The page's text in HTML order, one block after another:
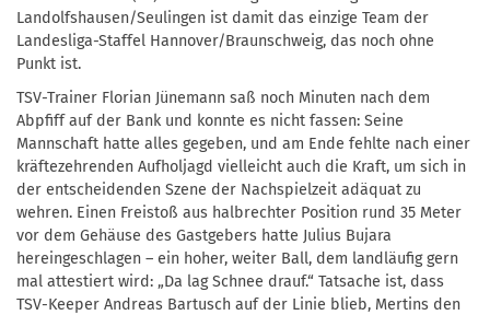
Landolfshausen/Seulingen ist damit das einzige Team der
Landesliga-Staffel Hannover/Braunschweig, das noch ohne
Punkt ist.
TSV-Trainer Florian Jünemann saß noch Minuten nach dem
Abpfiff auf der Bank und konnte es nicht fassen: Seine
Mannschaft hatte alles gegeben, und am Ende fehlte nach einer
kräftezehrenden Aufholjagd vielleicht auch die Kraft, um sich in
der entscheidenden Szene der Nachspielzeit adäquat zu
wehren. Einen Freistoß aus halbrechter Position rund 35 Meter
vor dem Gehäuse des Gastgebers hatte Julius Bujara
hereingeschlagen – ein hoher, weiter Ball, dem landläufig gern
mal attestiert wird: „Da lag Schnee drauf.“ Tatsache ist, dass
TSV-Keeper Andreas Bartusch auf der Linie blieb, Mertins den